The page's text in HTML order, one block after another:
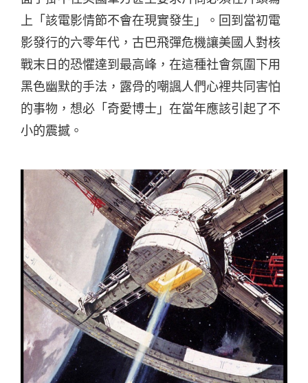
上「該電影情節不會在現實發生」。回到當初電
影發行的六零年代，古巴飛彈危機讓美國人對核
戰末日的恐懼達到最高峰，在這種社會氛圍下用
黑色幽默的手法，露骨的嘲諷人們心裡共同害怕
的事物，想必「奇愛博士」在當年應該引起了不
小的震撼。